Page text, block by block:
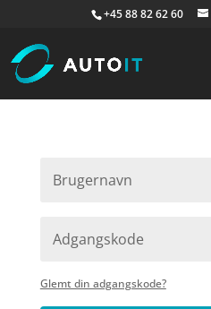
+45 88 82 62 60
Glemt din adgangskode?